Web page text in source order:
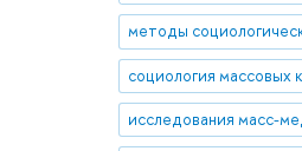
исследования масс-